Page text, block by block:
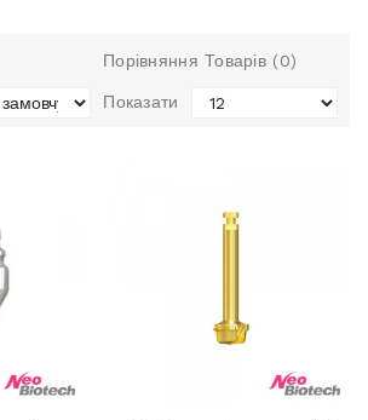
Порівняння Товарів (0)
Показати